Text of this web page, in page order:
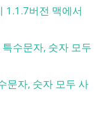
1.1.7버전 맥에서
수문자, 숫자 모두
문자, 숫자 모두 사